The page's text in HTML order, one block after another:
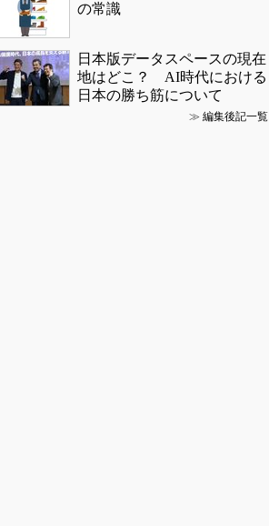
の常識
日本版データスペースの現在
地はどこ？ AI時代における
日本の勝ち筋について
≫ 編集後記一覧